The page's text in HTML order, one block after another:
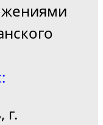
г.